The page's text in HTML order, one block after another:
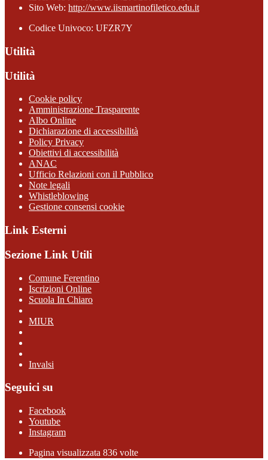
Sito Web: http://www.iismartinofiletico.edu.it
Codice Univoco: UFZR7Y
Utilità
Utilità
Cookie policy
Amministrazione Trasparente
Albo Online
Dichiarazione di accessibilità
Policy Privacy
Obiettivi di accessibilità
ANAC
Ufficio Relazioni con il Pubblico
Note legali
Whistleblowing
Gestione consensi cookie
Link Esterni
Sezione Link Utili
Comune Ferentino
Iscrizioni Online
Scuola In Chiaro
MIUR
Invalsi
Seguici su
Facebook
Youtube
Instagram
Pagina visualizzata 836 volte